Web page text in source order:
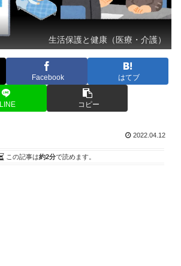
生活保護と健康（医療・介護）
Facebook はてブ
LINE コピー
2022.04.12
この記事は約2分で読めます。